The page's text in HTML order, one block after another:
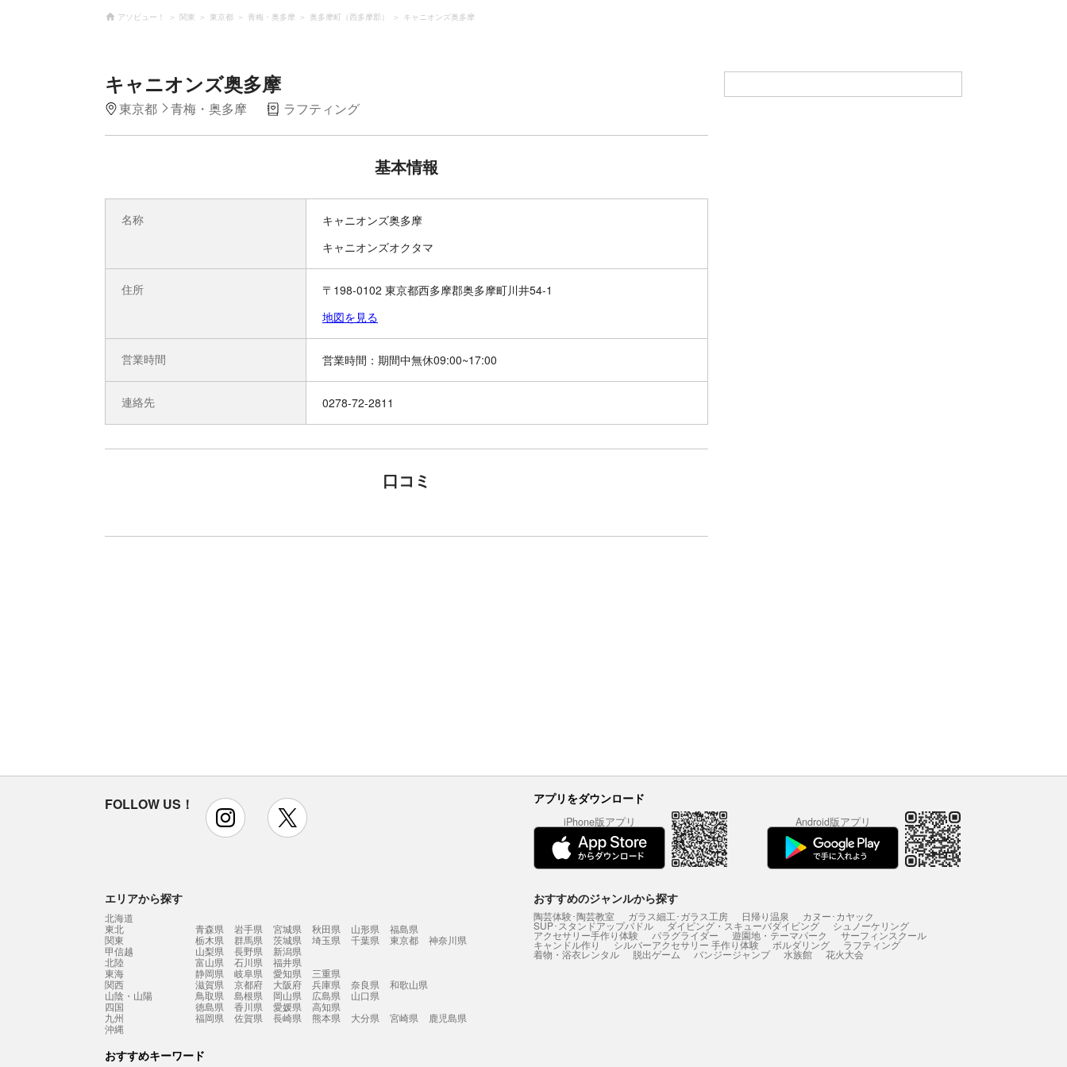
アソビュー！ 関東 東京都 青梅・奥多摩 奥多摩町（西多摩郡） キャニオンズ奥多摩
キャニオンズ奥多摩
東京都 青梅・奥多摩 ラフティング
基本情報
名称
キャニオンズ奥多摩
キャニオンズオクタマ
住所
〒198-0102 東京都西多摩郡奥多摩町川井54-1
地図を見る
営業時間
連絡先 0278-72-2811
口コミ
FOLLOW US！ instagram アプリをダウンロード
iPhone版アプリ Android版アプリ
エリアから探す
北海道
東北
青森県 岩手県 宮城県 秋田県 山形県
福島県
関東
栃木県 群馬県 茨城県 埼玉県 千葉県 東京都
神奈川県
甲信越
山梨県 長野県
新潟県
北陸
富山県 石川県
福井県
東海
静岡県 岐阜県 愛知県
三重県
関西
滋賀県 京都府 大阪府 兵庫県 奈良県
和歌山県
山陰・山陽
鳥取県 島根県 岡山県 広島県
山口県
四国
徳島県 香川県 愛媛県
高知県
九州
福岡県 佐賀県 長崎県 熊本県 大分県 宮崎県
鹿児島県
沖縄
おすすめのジャンルから探す
陶芸体験･陶芸教室 ガラス細工･ガラス工房 日帰り温泉 カヌー･カヤック
SUP･スタンドアップパドル ダイビング・スキューバダイビング シュノーケリング
アクセサリー手作り体験 パラグライダー 遊園地・テーマパーク サーフィンスクール
キャンドル作り シルバーアクセサリー 手作り体験 ボルダリング ラフティング
着物・浴衣レンタル 脱出ゲーム バンジージャンプ 水族館 花火大会
おすすめキーワード